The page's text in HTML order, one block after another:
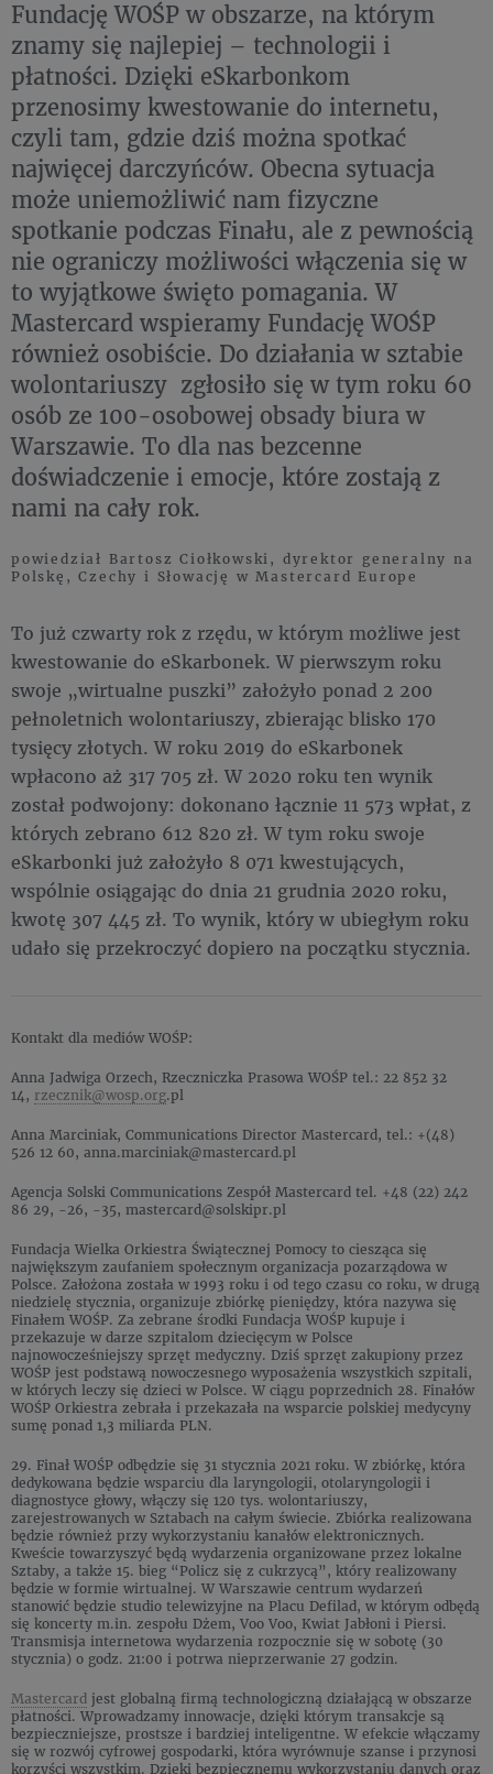
Fundację WOŚP w obszarze, na którym
znamy się najlepiej – technologii i
płatności. Dzięki eSkarbonkom
przenosimy kwestowanie do internetu,
czyli tam, gdzie dziś można spotkać
najwięcej darczyńców. Obecna sytuacja
może uniemożliwić nam fizyczne
spotkanie podczas Finału, ale z pewnością
nie ograniczy możliwości włączenia się w
to wyjątkowe święto pomagania. W
Mastercard wspieramy Fundację WOŚP
również osobiście. Do działania w sztabie
wolontariuszy zgłosiło się w tym roku 60
osób ze 100-osobowej obsady biura w
Warszawie. To dla nas bezcenne
doświadczenie i emocje, które zostają z
nami na cały rok.
powiedział Bartosz Ciołkowski, dyrektor generalny na
Polskę, Czechy i Słowację w Mastercard Europe
To już czwarty rok z rzędu, w którym możliwe jest
kwestowanie do eSkarbonek. W pierwszym roku
swoje „wirtualne puszki” założyło ponad 2 200
pełnoletnich wolontariuszy, zbierając blisko 170
tysięcy złotych. W roku 2019 do eSkarbonek
wpłacono aż 317 705 zł. W 2020 roku ten wynik
został podwojony: dokonano łącznie 11 573 wpłat, z
których zebrano 612 820 zł. W tym roku swoje
eSkarbonki już założyło 8 071 kwestujących,
wspólnie osiągając do dnia 21 grudnia 2020 roku,
kwotę 307 445 zł. To wynik, który w ubiegłym roku
udało się przekroczyć dopiero na początku stycznia.
Kontakt dla mediów WOŚP:
Anna Jadwiga Orzech, Rzeczniczka Prasowa WOŚP tel.: 22 852 32
14, rzecznik@wosp.org.pl
Anna Marciniak, Communications Director Mastercard, tel.: +(48)
526 12 60, anna.marciniak@mastercard.pl
Agencja Solski Communications Zespół Mastercard tel. +48 (22) 242
86 29, -26, -35, mastercard@solskipr.pl
Fundacja Wielka Orkiestra Świątecznej Pomocy to ciesząca się
największym zaufaniem społecznym organizacja pozarządowa w
Polsce. Założona została w 1993 roku i od tego czasu co roku, w drugą
niedzielę stycznia, organizuje zbiórkę pieniędzy, która nazywa się
Finałem WOŚP. Za zebrane środki Fundacja WOŚP kupuje i
przekazuje w darze szpitalom dziecięcym w Polsce
najnowocześniejszy sprzęt medyczny. Dziś sprzęt zakupiony przez
WOŚP jest podstawą nowoczesnego wyposażenia wszystkich szpitali,
w których leczy się dzieci w Polsce. W ciągu poprzednich 28. Finałów
WOŚP Orkiestra zebrała i przekazała na wsparcie polskiej medycyny
sumę ponad 1,3 miliarda PLN.
29. Finał WOŚP odbędzie się 31 stycznia 2021 roku. W zbiórkę, która
dedykowana będzie wsparciu dla laryngologii, otolaryngologii i
diagnostyce głowy, włączy się 120 tys. wolontariuszy,
zarejestrowanych w Sztabach na całym świecie. Zbiórka realizowana
będzie również przy wykorzystaniu kanałów elektronicznych.
Kweście towarzyszyć będą wydarzenia organizowane przez lokalne
Sztaby, a także 15. bieg “Policz się z cukrzycą”, który realizowany
będzie w formie wirtualnej. W Warszawie centrum wydarzeń
stanowić będzie studio telewizyjne na Placu Defilad, w którym odbędą
się koncerty m.in. zespołu Dżem, Voo Voo, Kwiat Jabłoni i Piersi.
Transmisja internetowa wydarzenia rozpocznie się w sobotę (30
stycznia) o godz. 21:00 i potrwa nieprzerwanie 27 godzin.
Mastercard jest globalną firmą technologiczną działającą w obszarze
płatności. Wprowadzamy innowacje, dzięki którym transakcje są
bezpieczniejsze, prostsze i bardziej inteligentne. W efekcie włączamy
się w rozwój cyfrowej gospodarki, która wyrównuje szanse i przynosi
korzyści wszystkim. Dzięki bezpiecznemu wykorzystaniu danych oraz